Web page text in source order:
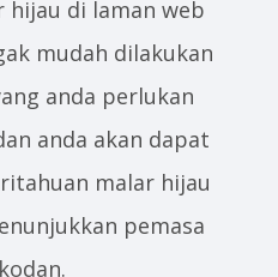
di laman web
mudah dilakukan
anda perlukan
anda akan dapat
malar hijau
pemasa